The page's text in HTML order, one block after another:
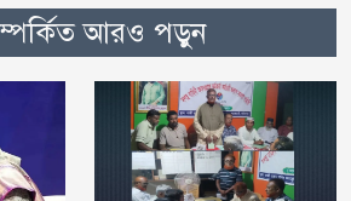
আরও পড়ুন